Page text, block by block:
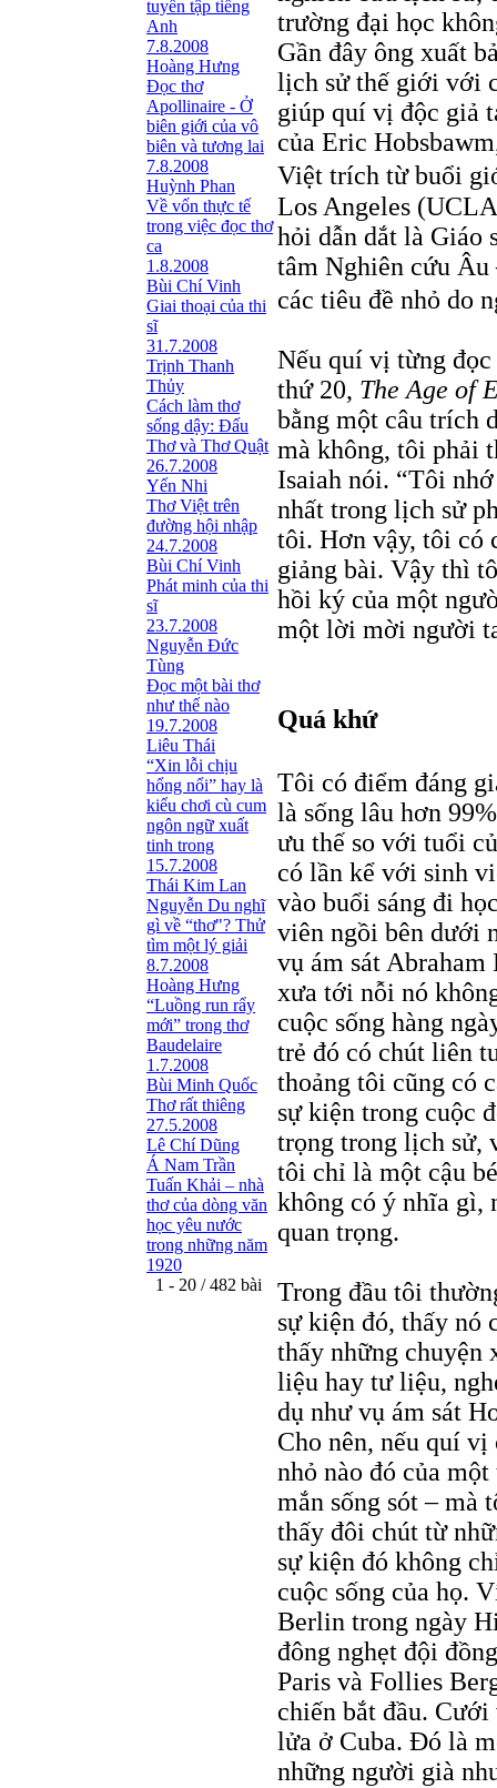
tuyển tập tiếng
Anh
7.8.2008
Hoàng Hưng
Đọc thơ
Apollinaire - Ở
biên giới của vô
biên và tương lai
7.8.2008
Huỳnh Phan
Về vốn thực tế
trong việc đọc thơ
ca
1.8.2008
Bùi Chí Vinh
Giai thoại của thi
sĩ
31.7.2008
Trịnh Thanh
Thủy
Cách làm thơ
sống dậy: Đấu
Thơ và Thơ Quật
26.7.2008
Yến Nhi
Thơ Việt trên
đường hội nhập
24.7.2008
Bùi Chí Vinh
Phát minh của thi
sĩ
23.7.2008
Nguyễn Đức
Tùng
Ðọc một bài thơ
như thế nào
19.7.2008
Liêu Thái
“Xin lỗi chịu
hổng nổi” hay là
kiểu chơi cù cum
ngôn ngữ xuất
tinh trong
15.7.2008
Thái Kim Lan
Nguyễn Du nghĩ
gì về “thơ"? Thử
tìm một lý giải
8.7.2008
Hoàng Hưng
“Luồng run rẩy
mới” trong thơ
Baudelaire
1.7.2008
Bùi Minh Quốc
Thơ rất thiêng
27.5.2008
Lê Chí Dũng
Á Nam Trần
Tuấn Khải – nhà
thơ của dòng văn
học yêu nước
trong những năm
1920
1 - 20 / 482 bài
trường đại học
Gần đây ông xuất
lịch sử thế giới với
giúp quí vị độc giả
của Eric
Việt trích từ buổi
Los Angeles
hỏi dẫn dắt là Giáo
tâm Nghiên cứu Âu
các tiêu đề nhỏ do
Nếu quí vị từng
thứ 20, The Age of
bằng một câu trích
mà không, tôi phải
Isaiah nói. “Tôi
nhất trong lịch sử
tôi. Hơn vậy, tôi có
giảng bài. Vậy thì
hồi ký của một
một lời mời người
Quá khứ
Tôi có điểm đáng
là sống lâu hơn
ưu thế so với tuổi
có lần kể với sinh
vào buổi sáng đi
viên ngồi bên dưới
vụ ám sát
xưa tới nỗi nó
cuộc sống hàng
trẻ đó có chút liên
thoảng tôi cũng có
sự kiện trong cuộc
trọng trong lịch sử,
tôi chỉ là một cậu
không có ý nhĩa gì,
quan trọng.
Trong đầu tôi
sự kiện đó, thấy nó
thấy những chuyện
liệu hay tư liệu,
dụ như vụ ám sát
Cho nên, nếu quí
nhỏ nào đó của
mắn sống sót – mà
thấy đôi chút từ
sự kiện đó không
cuộc sống của họ.
Berlin trong ngày
đông nghẹt đội
Paris và Follies
chiến bắt đầu.
lửa ở Cuba. Đó là
những người già